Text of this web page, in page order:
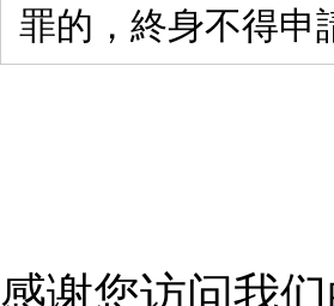
罪的，終身不得申請
感谢您访问我